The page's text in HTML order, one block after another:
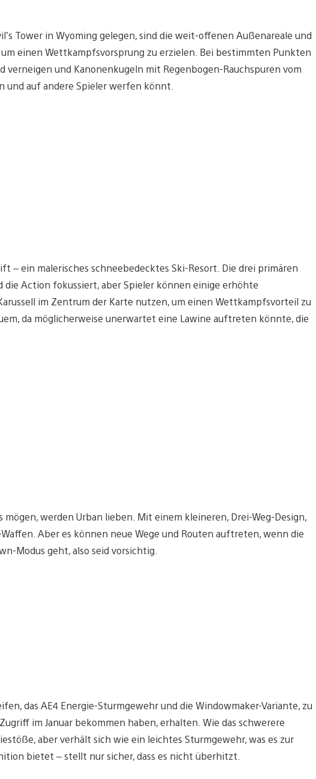
Tower in Wyoming gelegen, sind die weit-offenen Außenareale und
einen Wettkampfsvorsprung zu erzielen. Bei bestimmten Punkten
verneigen und Kanonenkugeln mit Regenbogen-Rauchspuren vom
und auf andere Spieler werfen könnt.
– ein malerisches schneebedecktes Ski-Resort. Die drei primären
Action fokussiert, aber Spieler können einige erhöhte
im Zentrum der Karte nutzen, um einen Wettkampfsvorteil zu
da möglicherweise unerwartet eine Lawine auftreten könnte, die
werden Urban lieben. Mit einem kleineren, Drei-Weg-Design,
Aber es können neue Wege und Routen auftreten, wenn die
Modus geht, also seid vorsichtig.
das AE4 Energie-Sturmgewehr und die Windowmaker-Variante, zu
im Januar bekommen haben, erhalten. Wie das schwerere
aber verhält sich wie ein leichtes Sturmgewehr, was es zur
bietet – stellt nur sicher, dass es nicht überhitzt.